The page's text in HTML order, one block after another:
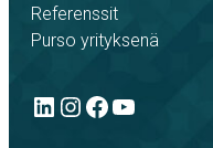
Referenssit
Purso yrityksenä
LinkedIn
Instagram